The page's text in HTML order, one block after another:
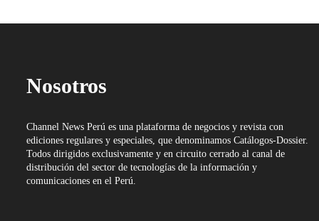
Nosotros
Channel News Perú es una plataforma de negocios y revista con
ediciones regulares y especiales, que denominamos Catálogos-Dossier.
Todos dirigidos exclusivamente y en circuito cerrado al canal de
distribución del sector de tecnologías de la información y
comunicaciones en el Perú.